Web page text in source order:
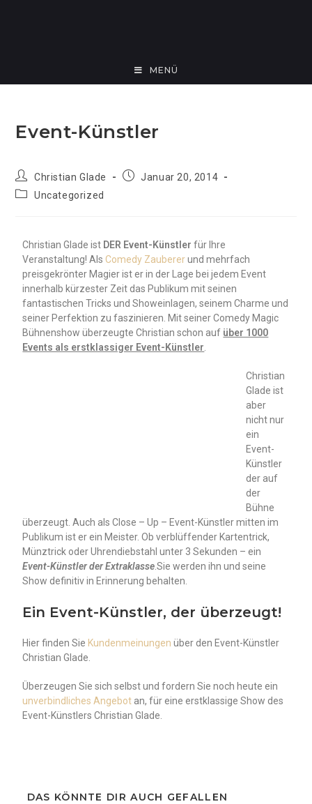
MENÜ
Event-Künstler
Christian Glade
Januar 20, 2014
Uncategorized
Christian Glade ist DER Event-Künstler für Ihre
Veranstaltung! AlsComedy Zaubererund mehrfach
preisgekrönter Magier ist er in der Lage bei jedem Event
innerhalb kürzester Zeit das Publikum mit seinen
fantastischen Tricks und Showeinlagen, seinem Charme und
seiner Perfektion zu faszinieren. Mit seiner Comedy Magic
Bühnenshow überzeugte Christian schon auf über 1000
Events als erstklassiger Event-Künstler
Christian
Glade ist
aber
nicht nur
ein
Event-
Künstler
der auf
der
Bühne
überzeugt. Auch als Close – Up – Event-Künstler mitten im
Publikum ist er ein Meister. Ob verblüffender Kartentrick,
Münztrick oder Uhrendiebstahl unter 3 Sekunden – ein
Event-Künstler der Extraklasse.Sie werden ihn und seine
Show definitiv in Erinnerung behalten.
Ein Event-Künstler, der überzeugt!
Hier finden Sie Kundenmeinungen über den Event-Künstler
Christian Glade.
Überzeugen Sie sich selbst und fordern Sie noch heute ein
unverbindliches Angebot an, für eine erstklassige Show des
Event-Künstlers Christian Glade.
DAS KÖNNTE DIR AUCH GEFALLEN